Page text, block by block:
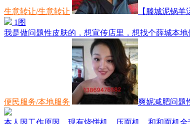
生意转让/生意转让 【滕城泥锅羊
1图
我是做问题性皮肤的，想宣传店里，想找个薛城本
便民服务/本地服务 爽妮减肥问题
本人因工作原因，现有烧饼机、压面机、和和面机